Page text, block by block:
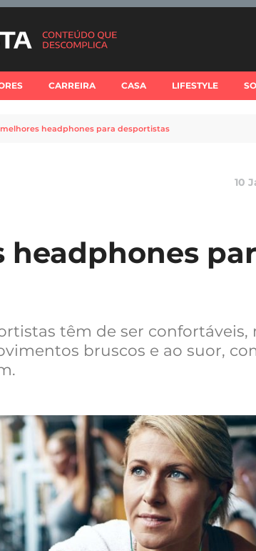
CARREIRA CASA LIFESTYLE
melhores headphones para desportistas
10
headphones
têm de ser confortáveis,
bruscos e ao suor,